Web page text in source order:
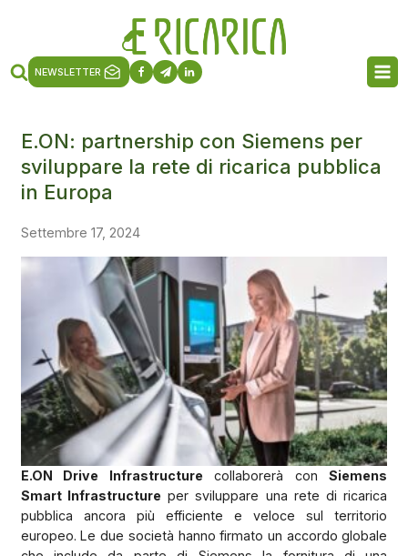
NEWSLETTER
E.ON: partnership con Siemens per
sviluppare la rete di ricarica pubblica
in Europa
Settembre 17, 2024
E.ON Drive Infrastructure collaborerà conSiemens
Smart Infrastructure per sviluppare una rete di ricarica
pubblica ancora più efficiente e veloce sul territorio
europeo. Le due società hanno firmato un accordo globale